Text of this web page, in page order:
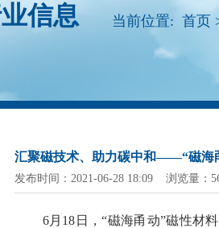
信息 当前位置: 首页
汇聚磁技术、助力碳中和——“磁海
发布时间：2021-06-28 18:09 浏览量：
6月18日，“磁海甬动”磁性材